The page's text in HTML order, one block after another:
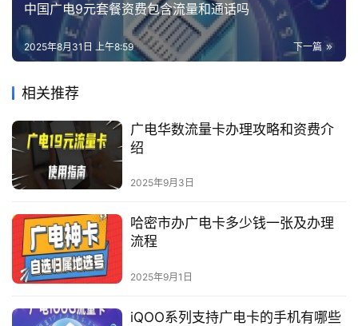
中国广电9元套餐资费包含流量和通话吗
下一篇
2025年8月31日 上午8:59
相关推荐
广电华数流量卡办理攻略和资费介
绍
2025年9月3日
哈密市办广电卡多少钱一张及办理
流程
2025年9月1日
iQOO系列支持广电卡的手机有哪些